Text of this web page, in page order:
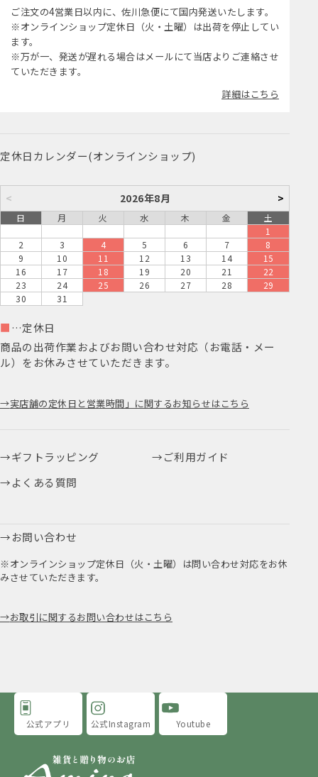
ご注文の4営業日以内に、佐川急便にて国内発送いたします。
※オンラインショップ定休日（火・土曜）は出荷を停止してい
ます。
※万が一、発送が遅れる場合はメールにて当店よりご連絡させ
ていただきます。
詳細はこちら
定休日カレンダー(オンラインショップ)
< 2026年8月 >
日 月 火 水 木 金
土
1
2
3 4 5 6 7
8
9
10 11 12 13 14
15
16
17 18 19 20 21
22
23
24 25 26 27 28
29
30
31
■ …定休日
商品の出荷作業およびお問い合わせ対応（お電話・メー
ル）をお休みさせていただきます。
実店舗の定休日と営業時間」に関するお知らせはこちら
ギフトラッピング
ご利用ガイド
よくある質問
お問い合わせ
※オンラインショップ定休日（火・土曜）は問い合わせ対応をお休
みさせていただきます。
お取引に関するお問い合わせはこちら
公式アプリ 公式Instagram Youtube